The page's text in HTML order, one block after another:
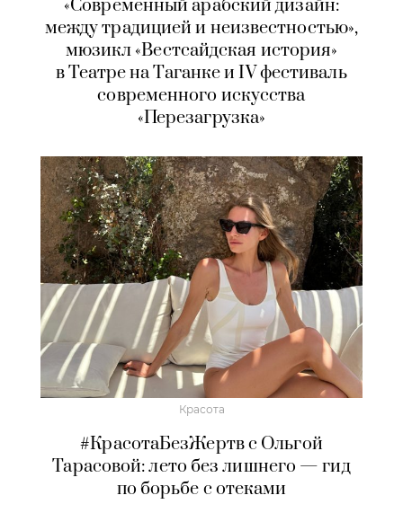
«Современный арабский дизайн:
между традицией и неизвестностью»,
мюзикл «Вестсайдская история»
в Театре на Таганке и IV фестиваль
современного искусства
«Перезагрузка»
Красота
#КрасотаБезЖертв с Ольгой
Тарасовой: лето без лишнего — гид
по борьбе с отеками